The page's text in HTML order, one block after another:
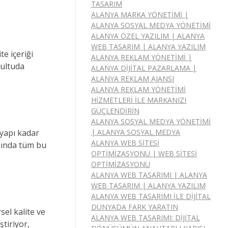
içeriği
kadar
tüm bu
kalite ve
TASARIM
ALANYA MARKA YÖNETIMI |
ALANYA SOSYAL MEDYA YÖNETIMI
ALANYA ÖZEL YAZILIM | ALANYA
WEB TASARIM | ALANYA YAZILIM
ALANYA REKLAM YÖNETIMI |
ALANYA DIJITAL PAZARLAMA |
ALANYA REKLAM AJANSI
ALANYA REKLAM YÖNETIMI
HIZMETLERI ILE MARKANIZI
GÜÇLENDIRIN
ALANYA SOSYAL MEDYA YÖNETIMI
| ALANYA SOSYAL MEDYA
ALANYA WEB SITESI
OPTIMIZASYONU | WEB SITESI
OPTIMIZASYONU
ALANYA WEB TASARIMI | ALANYA
WEB TASARIM | ALANYA YAZILIM
ALANYA WEB TASARIMI ILE DIJITAL
DÜNYADA FARK YARATIN
ALANYA WEB TASARIMI: DIJITAL